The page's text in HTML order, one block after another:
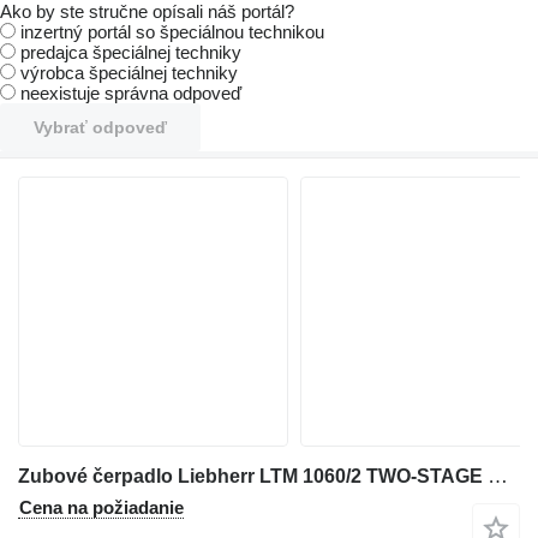
Ako by ste stručne opísali náš portál?
inzertný portál so špeciálnou technikou
predajca špeciálnej techniky
výrobca špeciálnej techniky
neexistuje správna odpoveď
Vybrať odpoveď
Zubové čerpadlo Liebherr LTM 1060/2 TWO-STAGE PUMP 512135508 na autožeriava
Cena na požiadanie